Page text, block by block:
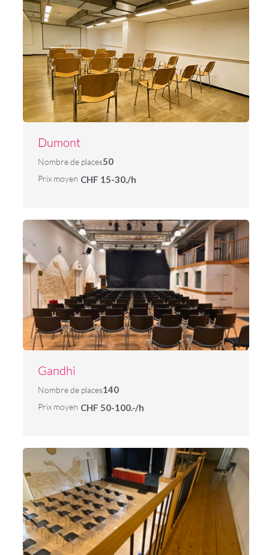
Dumont
Nombre de places50
Prix moyen CHF 15-30./h
Gandhi
Nombre de places140
Prix moyen CHF 50-100.-/h